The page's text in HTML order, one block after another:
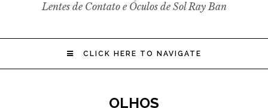
Lentes de Contato e Óculos de Sol Ray Ban
CLICK HERE TO NAVIGATE
OLHOS